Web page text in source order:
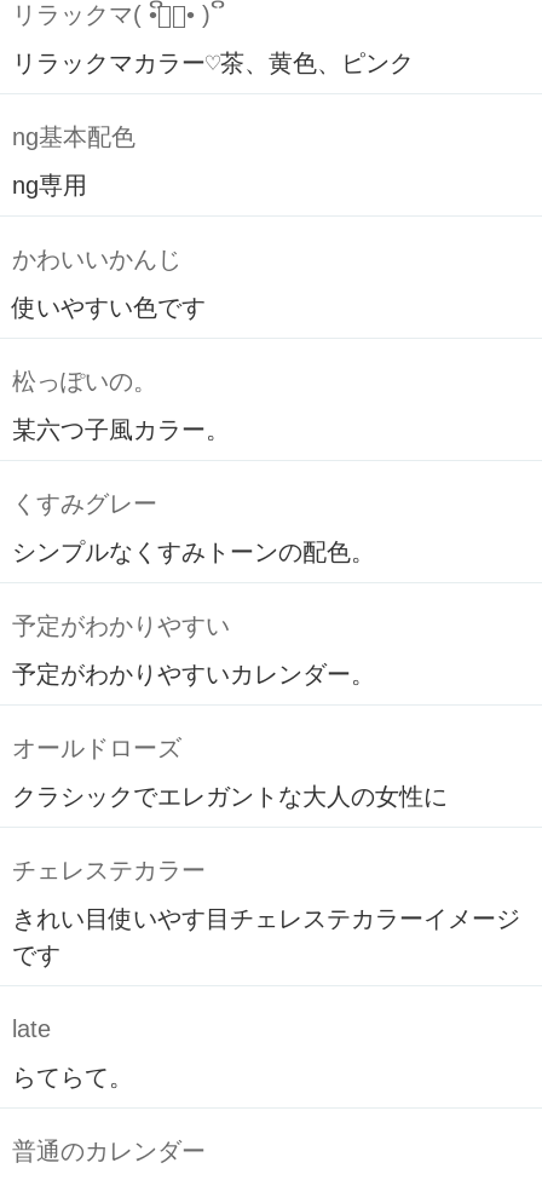
リラックマ( ິ•ᆺ⃘• )ິ
リラックマカラー♡茶、黄色、ピンク
ng基本配色
ng専用
かわいいかんじ
使いやすい色です
松っぽいの。
某六つ子風カラー。
くすみグレー
シンプルなくすみトーンの配色。
予定がわかりやすい
予定がわかりやすいカレンダー。
オールドローズ
クラシックでエレガントな大人の女性に
チェレステカラー
きれい目使いやす目チェレステカラーイメージ
です
late
らてらて。
普通のカレンダー